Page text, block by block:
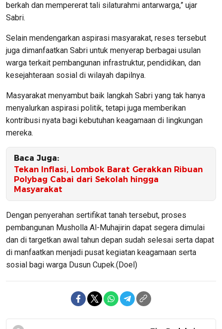
berkah dan mempererat tali silaturahmi antarwarga,” ujar
Sabri.
Selain mendengarkan aspirasi masyarakat, reses tersebut
juga dimanfaatkan Sabri untuk menyerap berbagai usulan
warga terkait pembangunan infrastruktur, pendidikan, dan
kesejahteraan sosial di wilayah dapilnya.
Masyarakat menyambut baik langkah Sabri yang tak hanya
menyalurkan aspirasi politik, tetapi juga memberikan
kontribusi nyata bagi kebutuhan keagamaan di lingkungan
mereka.
Baca Juga:
Tekan Inflasi, Lombok Barat Gerakkan Ribuan
Polybag Cabai dari Sekolah hingga
Masyarakat
Dengan penyerahan sertifikat tanah tersebut, proses
pembangunan Musholla Al-Muhajirin dapat segera dimulai
dan di targetkan awal tahun depan sudah selesai serta dapat
di manfaatkan menjadi pusat kegiatan keagamaan serta
sosial bagi warga Dusun Cupek.(Doel)